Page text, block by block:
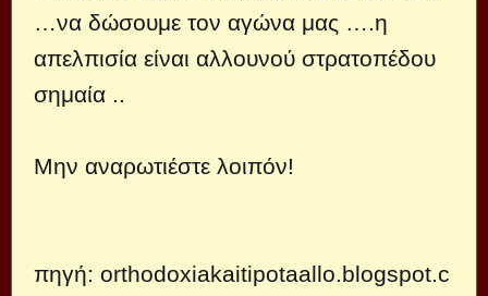
…να δώσουμε τον αγώνα μας ….η
απελπισία είναι αλλουνού στρατοπέδου
σημαία ..
Μην αναρωτιέστε λοιπόν!
πηγή: orthodoxiakaitipotaallo.blogspot.c